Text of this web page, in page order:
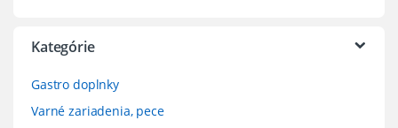
Kategórie
Gastro doplnky
Varné zariadenia, pece